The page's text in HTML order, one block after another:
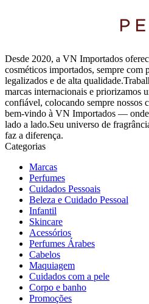
Desde 2020, a VN Importados
cosméticos importados, sempre com
legalizados e de alta
marcas internacionais e priorizamos
confiável, colocando sempre nossos
bem-vindo à VN Importados —
lado a lado.Seu universo de
faz a diferença.
Categorias
Marcas
Perfumes
Cuidados Pessoais
Beleza e Cuidado Pessoal
Infantil
Skincare
Acessórios
Perfumes Árabes
Cabelos
Maquiagem
Cuidados com a pele
Corpo e banho
Promoções